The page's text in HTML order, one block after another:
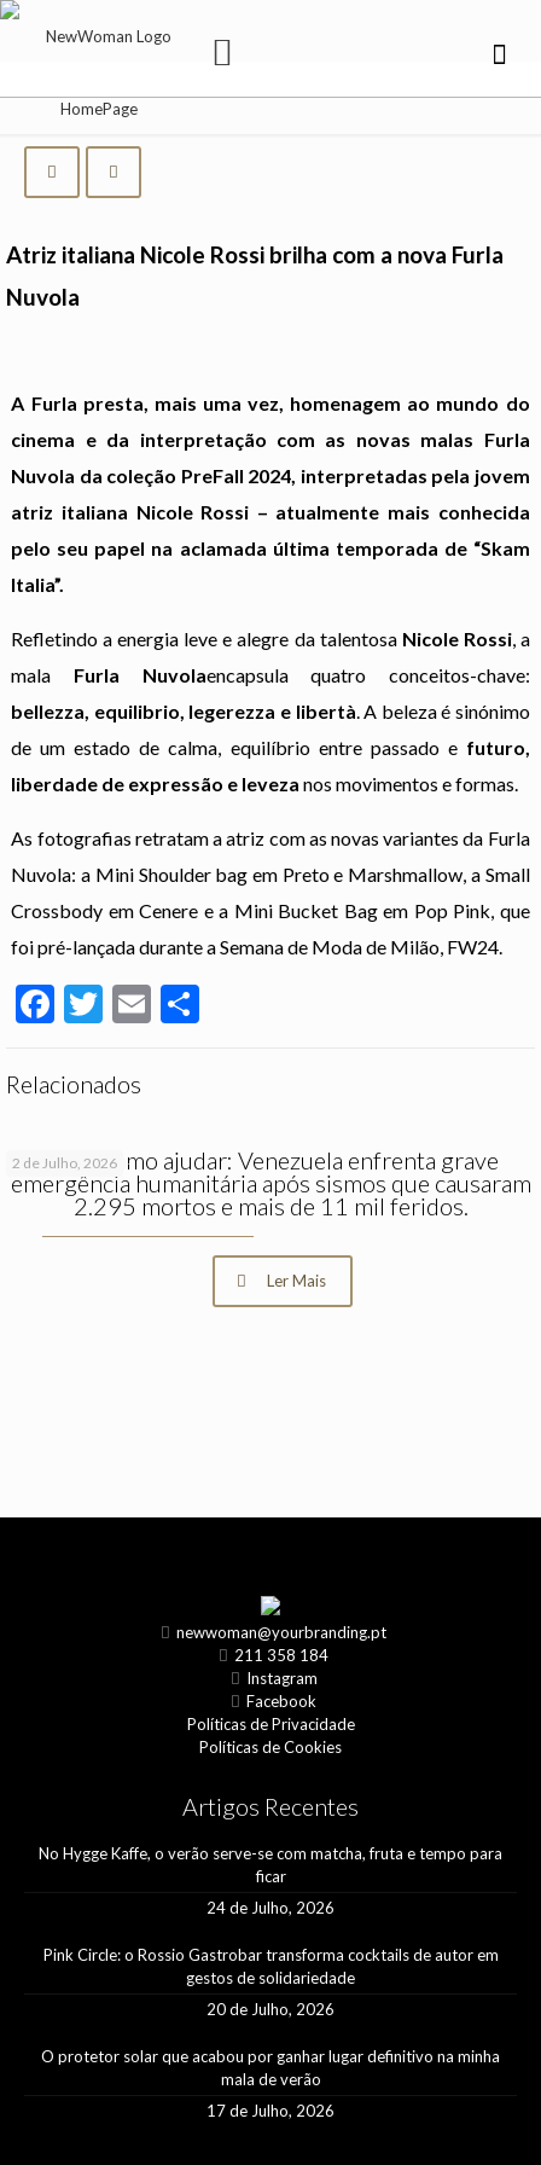
Atriz italiana Nicole Rossi brilha com a nova Furla
Nuvola
A Furla presta, mais uma vez, homenagem ao mundo do
cinema e da interpretação com as novas malas Furla
Nuvola da coleção PreFall 2024, interpretadas pela jovem
atriz italiana Nicole Rossi – atualmente mais conhecida
pelo seu papel na aclamada última temporada de “Skam
Italia”.
Refletindo a energia leve e alegre da talentosa Nicole Rossi, a
mala Furla Nuvolaencapsula quatro conceitos-chave:
bellezza, equilibrio, legerezza e libertà. A beleza é sinónimo
de um estado de calma, equilíbrio entre passado e futuro,
liberdade de expressão e leveza nos movimentos e formas.
As fotografias retratam a atriz com as novas variantes da Furla
Nuvola: a Mini Shoulder bag em Preto e Marshmallow, a Small
Crossbody em Cenere e a Mini Bucket Bag em Pop Pink, que
foi pré-lançada durante a Semana de Moda de Milão, FW24.
Facebook
Twitter
Email
Relacionados
2 de Julho, 2026
Saiba como ajudar: Venezuela enfrenta grave
emergência humanitária após sismos que causaram
2.295 mortos e mais de 11 mil feridos.
Ler Mais
newwoman@yourbranding.pt
211 358 184
Instagram
Facebook
Políticas de Privacidade
Políticas de Cookies
Artigos Recentes
No Hygge Kaffe, o verão serve-se com matcha, fruta e tempo para
ficar
24 de Julho, 2026
Pink Circle: o Rossio Gastrobar transforma cocktails de autor em
gestos de solidariedade
20 de Julho, 2026
O protetor solar que acabou por ganhar lugar definitivo na minha
mala de verão
17 de Julho, 2026